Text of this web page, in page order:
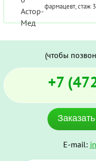
фармацевт, стаж
(чтобы
+7
E-mail: